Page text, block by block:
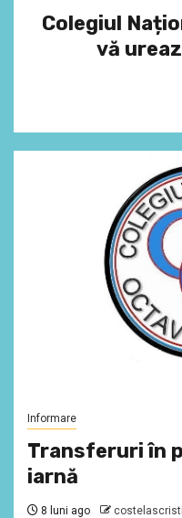
Colegiul
vă
Informare
Transferuri în
iarnă
8 luni ago